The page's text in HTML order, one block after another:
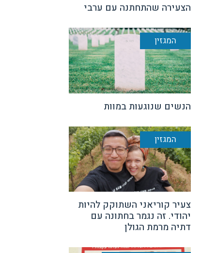
הצעירה שהתחתנה עם ערבי
המגזין
הנשים שנוגעות במוות
המגזין
צעיר קוריאני השתוקק להיות
יהודי. זה נגמר בחתונה עם
דתיה מרמת הגולן